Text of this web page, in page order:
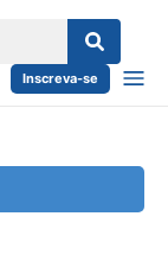
Inscreva-se